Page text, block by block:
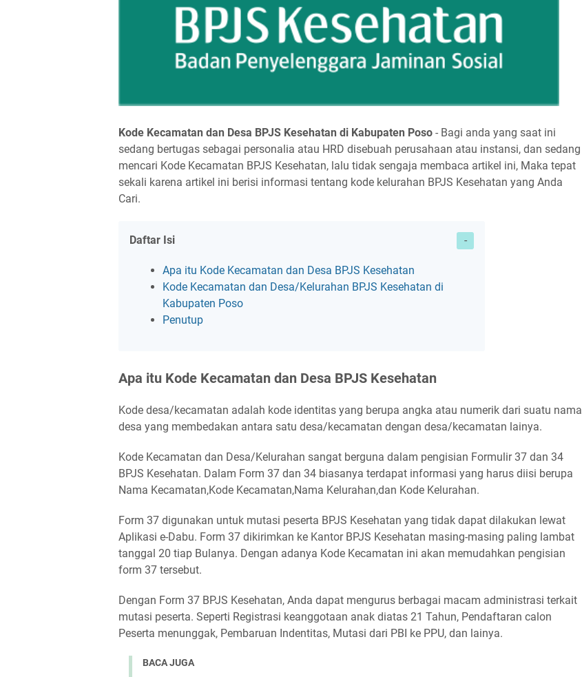
Kode Kecamatan dan Desa BPJS Kesehatan di Kabupaten Poso - Bagi anda yang saat ini
sedang bertugas sebagai personalia atau HRD disebuah perusahaan atau instansi, dan sedang
mencari Kode Kecamatan BPJS Kesehatan, lalu tidak sengaja membaca artikel ini, Maka tepat
sekali karena artikel ini berisi informasi tentang kode kelurahan BPJS Kesehatan yang Anda
Cari.
Daftar Isi
Apa itu Kode Kecamatan dan Desa BPJS Kesehatan
Kode Kecamatan dan Desa/Kelurahan BPJS Kesehatan di
Kabupaten Poso
Penutup
Apa itu Kode Kecamatan dan Desa BPJS Kesehatan
Kode desa/kecamatan adalah kode identitas yang berupa angka atau numerik dari suatu nama
desa yang membedakan antara satu desa/kecamatan dengan desa/kecamatan lainya.
Kode Kecamatan dan Desa/Kelurahan sangat berguna dalam pengisian Formulir 37 dan 34
BPJS Kesehatan. Dalam Form 37 dan 34 biasanya terdapat informasi yang harus diisi berupa
Nama Kecamatan,Kode Kecamatan,Nama Kelurahan,dan Kode Kelurahan.
Form 37 digunakan untuk mutasi peserta BPJS Kesehatan yang tidak dapat dilakukan lewat
Aplikasi e-Dabu. Form 37 dikirimkan ke Kantor BPJS Kesehatan masing-masing paling lambat
tanggal 20 tiap Bulanya. Dengan adanya Kode Kecamatan ini akan memudahkan pengisian
form 37 tersebut.
Dengan Form 37 BPJS Kesehatan, Anda dapat mengurus berbagai macam administrasi terkait
mutasi peserta. Seperti Registrasi keanggotaan anak diatas 21 Tahun, Pendaftaran calon
Peserta menunggak, Pembaruan Indentitas, Mutasi dari PBI ke PPU, dan lainya.
BACA JUGA